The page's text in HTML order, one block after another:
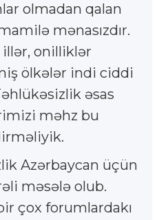
olmadan qalan
mənasızdır.
illər, onilliklər
ölkələr indi ciddi
əsas
məhz bu
Azərbaycan üçün
məsələ olub.
çox forumlardakı